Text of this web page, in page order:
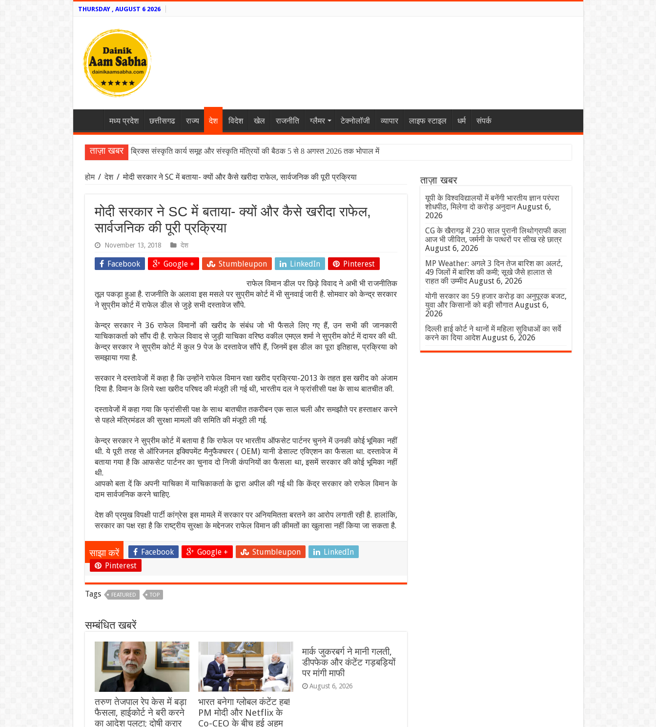
THURSDAY , AUGUST 6 2026
मध्य प्रदेश छत्तीसगढ राज्य देश विदेश खेल राजनीति ग्लैमर टेक्नोलॉजी व्यापार लाइफ स्टाइल धर्म संपर्क
ताज़ा खबर ब्रिक्स संस्कृति कार्य समूह और संस्कृति मंत्रियों की बैठक 5 से 8 अगस्त 2026 तक भोपाल में
होम / देश / मोदी सरकार ने SC में बताया- क्यों और कैसे खरीदा राफेल, सार्वजनिक की पूरी प्रक्रिया
मोदी सरकार ने SC में बताया- क्यों और कैसे खरीदा राफेल,
सार्वजनिक की पूरी प्रक्रिया
November 13, 2018 देश
Facebook Google + Stumbleupon LinkedIn Pinterest
राफेल विमान डील पर छिड़े विवाद ने अभी भी राजनीतिक
तूल पकड़ा हुआ है. राजनीति के अलावा इस मसले पर सुप्रीम कोर्ट में भी सुनवाई जारी है. सोमवार को केन्द्र सरकार
ने सुप्रीम कोर्ट में राफेल डील से जुड़े सभी दस्तावेज सौंपे.
केन्द्र सरकार ने 36 राफेल विमानों की खरीद के संबंध जो भी फैसले लिए गए हैं, उन सभी की जानकारी
याचिकाकर्ता को सौंप दी है. राफेल विवाद से जुड़ी याचिका वरिष्ठ वकील एमएल शर्मा ने सुप्रीम कोर्ट में दायर की थी.
केन्द्र सरकार ने सुप्रीम कोर्ट में कुल 9 पेज के दस्तावेज सौंपे हैं, जिनमें इस डील का पूरा इतिहास, प्रक्रिया को
समझाया गया है.
सरकार ने दस्तावेजों में कहा है कि उन्होंने राफेल विमान रक्षा खरीद प्रक्रिया-2013 के तहत इस खरीद को अंजाम
दिया है. विमान के लिये रक्षा खरीद परिषद की मंजूरी ली गई थी, भारतीय दल ने फ्रांसीसी पक्ष के साथ बातचीत की.
दस्तावेजों में कहा गया कि फ्रांसीसी पक्ष के साथ बातचीत तकरीबन एक साल चली और समझौते पर हस्ताक्षर करने
से पहले मंत्रिमंडल की सुरक्षा मामलों की समिति की मंजूरी ली गई.
केन्द्र सरकार ने सुप्रीम कोर्ट में बताया है कि राफेल पर भारतीय ऑफसेट पार्टनर चुनने में उनकी कोई भूमिका नहीं
थी. ये पूरी तरह से ऑरिजनल इक्विपमेंट मैनुफैक्चरर ( OEM) यानी डेसाल्ट एविएशन का फैसला था. दस्तावेज में
बताया गया है कि आफसेट पार्टनर का चुनाव दो निजी कंपनियों का फैसला था, इसमें सरकार की कोई भूमिका नहीं
थी.
आपको बता दें कि अपनी याचिका में याचिकाकर्ता के द्वारा अपील की गई थी कि केंद्र सरकार को राफेल विमान के
दाम सार्वजनिक करने चाहिए.
देश की प्रमुख विपक्षी पार्टी कांग्रेस इस मामले में सरकार पर अनियमितता बरतने का आरोप लगाती रही है. हालांकि,
सरकार का पक्ष रहा है कि राष्ट्रीय सुरक्षा के मद्देनजर राफेल विमान की कीमतों का खुलासा नहीं किया जा सकता है.
साझा करें Facebook Google + Stumbleupon
LinkedIn
Pinterest
Tags FEATURED TOP
सम्बंधित खबरें
तरुण तेजपाल रेप केस में बड़ा
फैसला, हाईकोर्ट ने बरी करने
का आदेश पलटा; दोषी करार
भारत बनेगा ग्लोबल कंटेंट हब!
PM मोदी और Netflix के
Co-CEO के बीच हुई अहम
मार्क जुकरबर्ग ने मानी गलती,
डीपफेक और कंटेंट गड़बड़ियों
पर मांगी माफी
August 6, 2026
ताज़ा खबर
यूपी के विश्वविद्यालयों में बनेंगी भारतीय ज्ञान परंपरा
शोधपीठ, मिलेगा दो करोड़ अनुदान August 6,
2026
CG के खैरागढ़ में 230 साल पुरानी लिथोग्राफी कला
आज भी जीवित, जर्मनी के पत्थरों पर सीख रहे छात्र
August 6, 2026
MP Weather: अगले 3 दिन तेज बारिश का अलर्ट,
49 जिलों में बारिश की कमी; सूखे जैसे हालात से
राहत की उम्मीद August 6, 2026
योगी सरकार का 59 हजार करोड़ का अनुपूरक बजट,
युवा और किसानों को बड़ी सौगात August 6,
2026
दिल्ली हाई कोर्ट ने थानों में महिला सुविधाओं का सर्वे
करने का दिया आदेश August 6, 2026